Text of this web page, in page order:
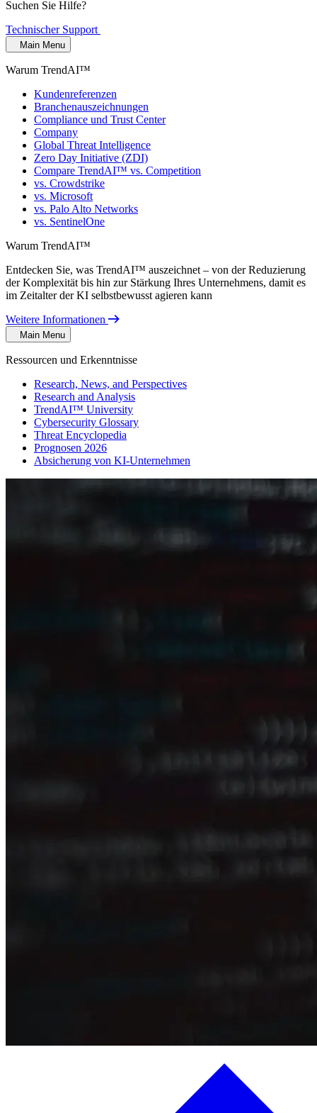
Suchen Sie Hilfe?
Technischer Support
Main Menu
Warum TrendAI™
Kundenreferenzen
Branchenauszeichnungen
Compliance und Trust Center
Company
Global Threat Intelligence
Zero Day Initiative (ZDI)
Compare TrendAI™ vs. Competition
vs. Crowdstrike
vs. Microsoft
vs. Palo Alto Networks
vs. SentinelOne
Warum TrendAI™
Entdecken Sie, was TrendAI™ auszeichnet – von der Reduzierung
der Komplexität bis hin zur Stärkung Ihres Unternehmens, damit es
im Zeitalter der KI selbstbewusst agieren kann
Weitere Informationen
Main Menu
Ressourcen und Erkenntnisse
Research, News, and Perspectives
Research and Analysis
TrendAI™ University
Cybersecurity Glossary
Threat Encyclopedia
Prognosen 2026
Absicherung von KI-Unternehmen